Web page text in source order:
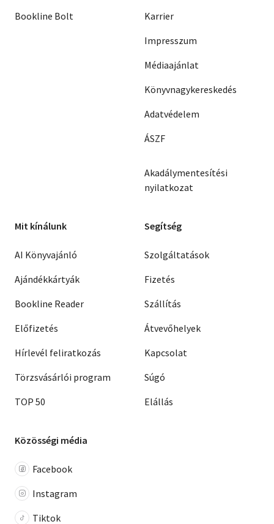
Bookline Bolt
Karrier
Impresszum
Médiaajánlat
Könyvnagykereskedés
Adatvédelem
ÁSZF
Akadálymentesítési
nyilatkozat
Mit kínálunk
AI Könyvajánló
Ajándékkártyák
Bookline Reader
Előfizetés
Hírlevél feliratkozás
Törzsvásárlói program
TOP 50
Segítség
Szolgáltatások
Fizetés
Szállítás
Átvevőhelyek
Kapcsolat
Súgó
Elállás
Közösségi média
Facebook
Instagram
Tiktok